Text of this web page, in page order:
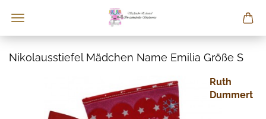
Nikolausstiefel Mädchen Name Emilia Größe S
Ruth
Dummert